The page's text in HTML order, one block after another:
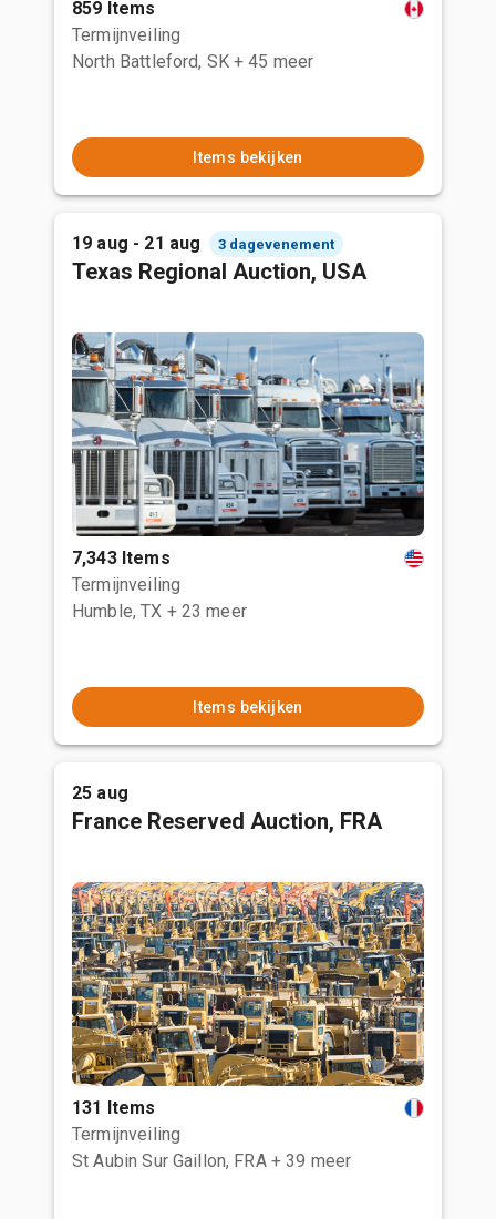
859 Items
Termijnveiling
North Battleford, SK + 45 meer
Items bekijken
19 aug - 21 aug 3 dagevenement
Texas Regional Auction, USA
7,343 Items
Termijnveiling
Humble, TX + 23 meer
Items bekijken
25 aug
France Reserved Auction, FRA
131 Items
Termijnveiling
St Aubin Sur Gaillon, FRA + 39 meer